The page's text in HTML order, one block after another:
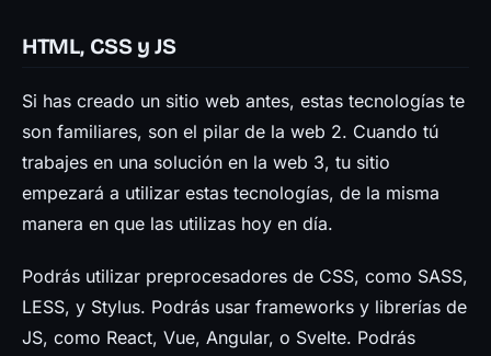
HTML, CSS y JS
Si has creado un sitio web antes, estas tecnologías te
son familiares, son el pilar de la web 2. Cuando tú
trabajes en una solución en la web 3, tu sitio
empezará a utilizar estas tecnologías, de la misma
manera en que las utilizas hoy en día.
Podrás utilizar preprocesadores de CSS, como SASS,
LESS, y Stylus. Podrás usar frameworks y librerías de
JS, como React, Vue, Angular, o Svelte. Podrás